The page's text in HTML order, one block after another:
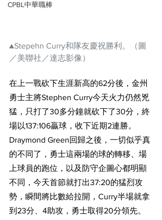
CPBL中華職棒
▲Stepehn Curry和隊友慶祝勝利。（圖
／美聯社／達志影像）
在上一戰砍下生涯新高的62分後，金州
勇士主將Stephen Curry今天火力仍然兇
猛，只打了30多分鐘就砍下了30分，終
場以137:106贏球，收下近期2連勝。
Draymond Green回歸之後，一切似乎真
的不同了，勇士這兩場的球的轉移、場
上球員的跑位，以及防守企圖心都明顯
不同，今天首節就打出37:20的猛烈攻
勢，瞬間將比數給拉開，Curry半場就拿
到23分、4助攻，勇士取得20分領先。